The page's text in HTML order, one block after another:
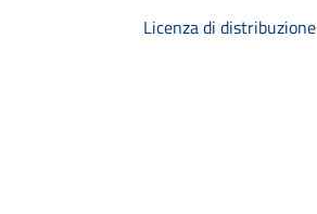
Licenza di distribuzione